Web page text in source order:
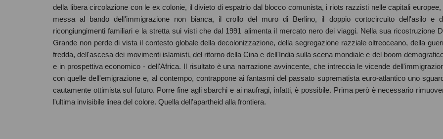
della libera circolazione con le ex colonie, il divieto di espatrio dal blocco comunista, i riots razzisti nelle capitali europee,
messa al bando dell'immigrazione non bianca, il crollo del muro di Berlino, il doppio cortocircuito dell'asilo e
ricongiungimenti familiari e la stretta sui visti che dal 1991 alimenta il mercato nero dei viaggi. Nella sua ricostruzione
Grande non perde di vista il contesto globale della decolonizzazione, della segregazione razziale oltreoceano, della
fredda, dell'ascesa dei movimenti islamisti, del ritorno della Cina e dell'India sulla scena mondiale e del boom
e in prospettiva economico - dell'Africa. Il risultato è una narrazione avvincente, che intreccia le vicende
con quelle dell'emigrazione e, al contempo, contrappone ai fantasmi del passato suprematista euro-atlantico uno
cautamente ottimista sul futuro. Porre fine agli sbarchi e ai naufragi, infatti, è possibile. Prima però è necessario
l'ultima invisibile linea del colore. Quella dell'apartheid alla frontiera.